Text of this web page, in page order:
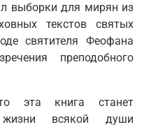
выборки для мирян из
текстов святых
святителя Феофана
преподобного
эта книга станет
жизни всякой души